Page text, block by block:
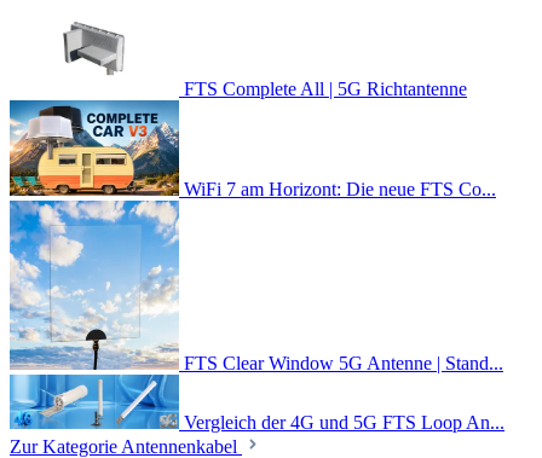
FTS Complete All | 5G Richtantenne
WiFi 7 am Horizont: Die neue FTS Co...
FTS Clear Window 5G Antenne | Stand...
Vergleich der 4G und 5G FTS Loop An...
Zur Kategorie Antennenkabel